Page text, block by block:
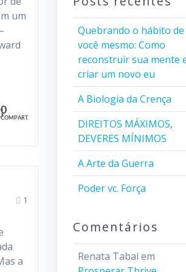
um
0
COMPART.
1
a
Quebrando o hábito
você mesmo: Como
reconstruir sua mente
criar um novo eu
A Biologia da Crença
DIREITOS MÁXIMOS,
DEVERES MÍNIMOS
A Arte da Guerra
Poder vc. Força
Comentários
Renata Tabai em